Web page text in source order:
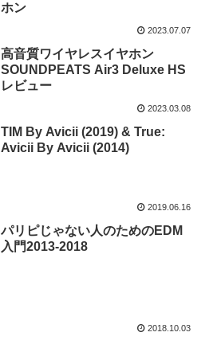
ホン
2023.07.07
高音質ワイヤレスイヤホン
SOUNDPEATS Air3 Deluxe HS
レビュー
2023.03.08
TIM By Avicii (2019) & True:
Avicii By Avicii (2014)
2019.06.16
パリピじゃない人のためのEDM
入門2013-2018
2018.10.03